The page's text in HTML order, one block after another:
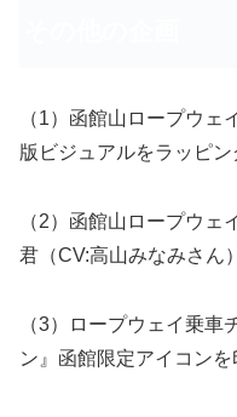
（1）函館山ロープウ
版ビジュアルをラッピン
（2）函館山ロープウ
君（CV:高山みなみさん
（3）ロープウェイ乗車
ン』函館限定アイコン